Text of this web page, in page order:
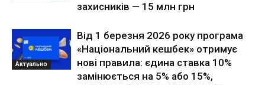
захисників — 15 млн грн
Актуально
Від 1 березня 2026 року програма
«Національний кешбек» отримує
нові правила: єдина ставка 10%
замінюється на 5% або 15%,